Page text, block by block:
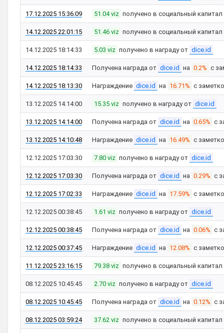
17.12.2025 15:36:09 51.04 viz получено в социальный
14.12.2025 22:01:15 51.46 viz получено в социальный
14.12.2025 18:14:33 5.03 viz получено в награду от dice.id
14.12.2025 18:14:33 Получена награда от dice.id на 0.2% с
14.12.2025 18:13:30 Награждение dice.id на 16.71% с
13.12.2025 14:14:00 15.35 viz получено в награду от dice.id
13.12.2025 14:14:00 Получена награда от dice.id на 0.65% с
13.12.2025 14:10:48 Награждение dice.id на 16.49% с
12.12.2025 17:03:30 7.80 viz получено в награду от dice.id
12.12.2025 17:03:30 Получена награда от dice.id на 0.29% с
12.12.2025 17:02:33 Награждение dice.id на 17.59% с
12.12.2025 00:38:45 1.61 viz получено в награду от dice.id
12.12.2025 00:38:45 Получена награда от dice.id на 0.06% с
12.12.2025 00:37:45 Награждение dice.id на 12.08% с
11.12.2025 23:16:15 79.38 viz получено в социальный
08.12.2025 10:45:45 2.70 viz получено в награду от dice.id
08.12.2025 10:45:45 Получена награда от dice.id на 0.12% с
08.12.2025 03:59:24 37.62 viz получено в социальный